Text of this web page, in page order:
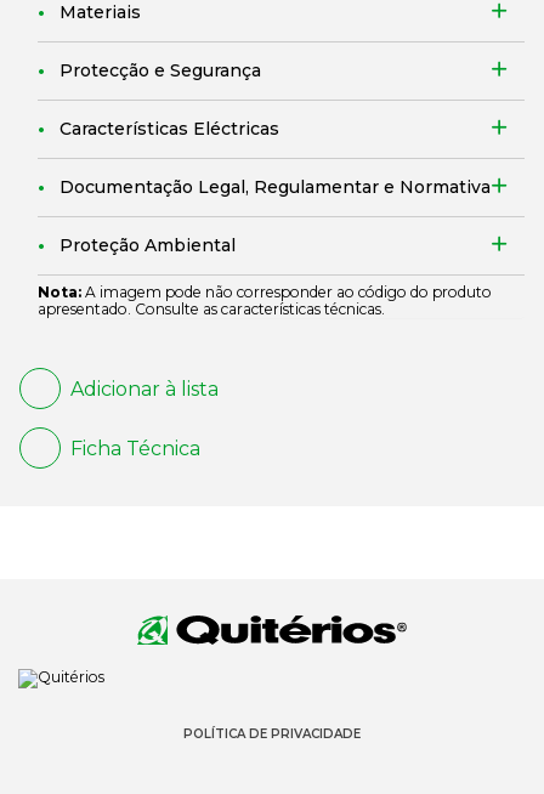
Materiais
Protecção e Segurança
Características Eléctricas
Documentação Legal, Regulamentar e Normativa
Proteção Ambiental
Nota: A imagem pode não corresponder ao código do produto
apresentado. Consulte as características técnicas.
Adicionar à lista
Ficha Técnica
POLÍTICA DE PRIVACIDADE